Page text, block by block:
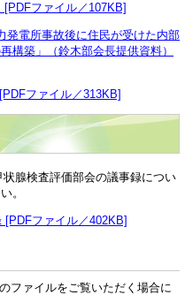
ファイル／107KB]
電所事故後に住民が受けた内部
構築」（鈴木部会長提供資料）
ファイル／313KB]
腺検査評価部会の議事録につい
。
ファイル／402KB]
ファイルをご覧いただく場合に